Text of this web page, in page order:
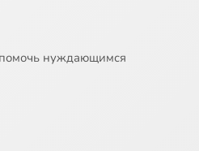
нуждающимся